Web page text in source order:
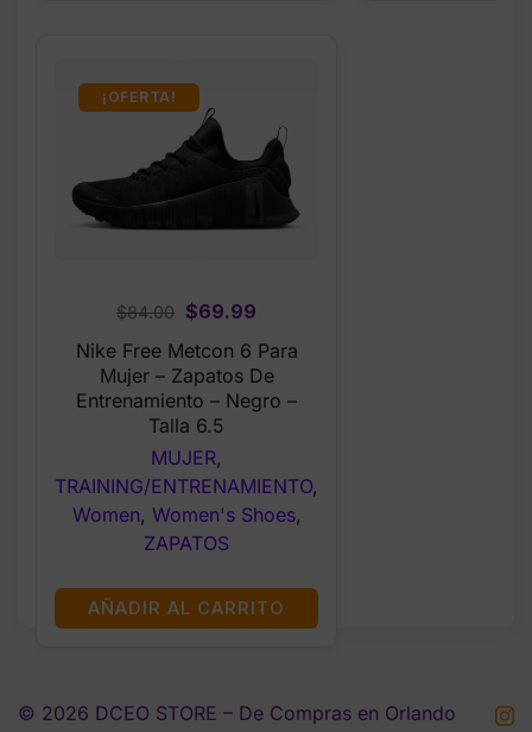
¡OFERTA!
$84.00 Original
was:
$84.00.
$69.99
price
is:
$69.99.
Nike Free Metcon 6 Para
Mujer – Zapatos De
Entrenamiento – Negro –
Talla 6.5
MUJER,
TRAINING/ENTRENAMIENTO,
Women, Women's Shoes,
ZAPATOS
AÑADIR AL CARRITO
© 2026 DCEO STORE – De Compras en Orlando